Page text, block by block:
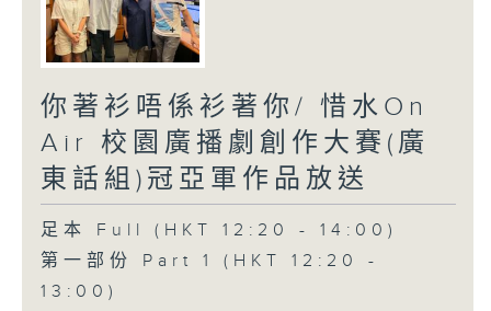
你著衫唔係衫著你/ 惜水On
Air 校園廣播劇創作大賽(廣
東話組)冠亞軍作品放送
足本 Full (HKT 12:20 - 14:00)
第一部份 Part 1 (HKT 12:20 -
13:00)